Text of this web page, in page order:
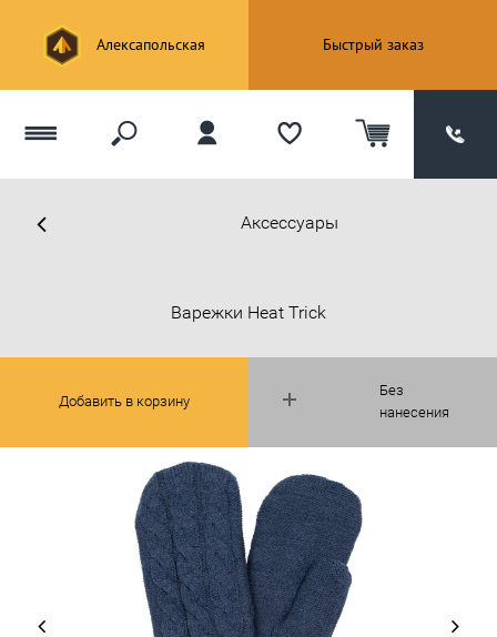
Алексапольская Быстрый заказ
Аксессуары
Без
нанесения
Варежки Heat Trick
Добавить в корзину